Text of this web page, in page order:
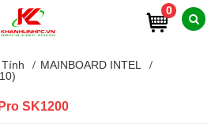
0
MAINBOARD INTEL
SK1200